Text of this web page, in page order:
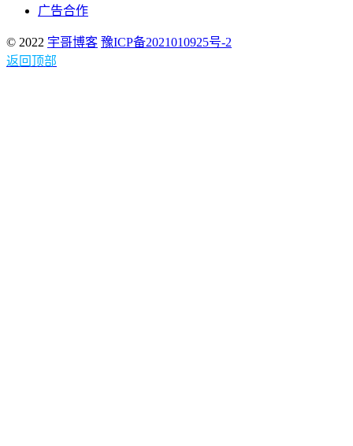
广告合作
© 2022 宇哥博客 豫ICP备2021010925号-2
返回顶部